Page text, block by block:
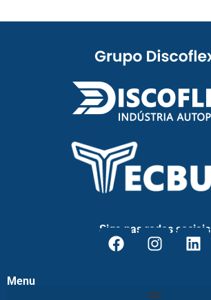
Siga nas redes sociais
Menu